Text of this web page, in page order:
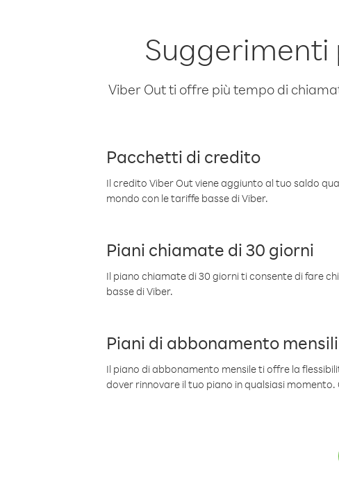
Suggerimenti
Viber Out ti offre più tempo di
Pacchetti di credito
Il credito Viber Out viene aggiunto al tuo saldo
mondo con le tariffe basse di Viber.
Piani chiamate di 30 giorni
Il piano chiamate di 30 giorni ti consente di fare
basse di Viber.
Piani di abbonamento mensili
Il piano di abbonamento mensile ti offre la
dover rinnovare il tuo piano in qualsiasi